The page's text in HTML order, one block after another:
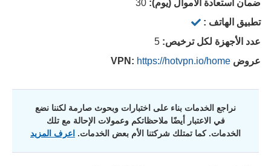
ضمان استعادة الأموال (يوم): 30
تطبيق الهاتف :
عدد الأجهزة لكل ترخيص: 5
عروض VPN: https://hotvpn.io/home
نراجع الخدمات بناء على اختبارات وبحوث صارمة لكننا نضع
في الاعتبار أيضًا ملاحظاتكم وعمولات الإحالة مع تلك
الخدمات. كما تمتلك شركتنا الأم بعض الخدمات. اعرف المزيد